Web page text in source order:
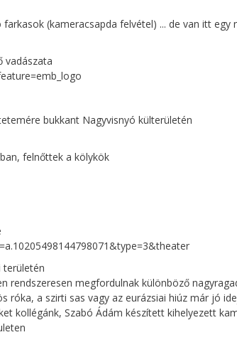
(kameracsapda felvétel) ... de van itt egy
vadászata
bukkant Nagyvisnyó külterületén
felnőttek a kölykök
területén
rendszeresen megfordulnak különböző
róka, a szirti sas vagy az eurázsiai hiúz már jó
kollégánk, Szabó Ádám készített kihelyezett